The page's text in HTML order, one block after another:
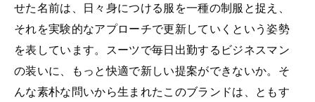
せた名前は、日々身につける服を一種の制服と捉え、
それを実験的なアプローチで更新していくという姿勢
を表しています。スーツで毎日出勤するビジネスマン
の装いに、もっと快適で新しい提案ができないか。そ
んな素朴な問いから生まれたこのブランドは、ともす